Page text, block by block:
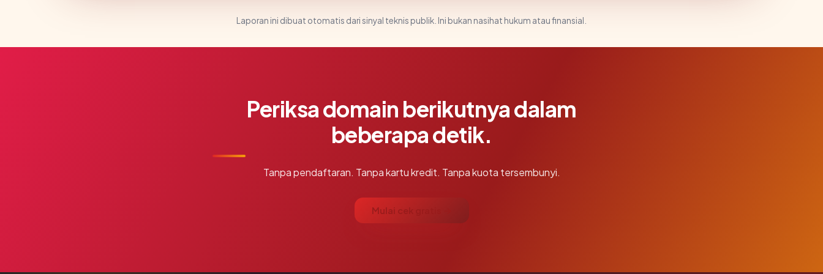
Laporan ini dibuat otomatis dari sinyal teknis publik. Ini bukan nasihat hukum atau finansial.
Periksa domain berikutnya dalam
beberapa detik.
Tanpa pendaftaran. Tanpa kartu kredit. Tanpa kuota tersembunyi.
Mulai cek gratis →